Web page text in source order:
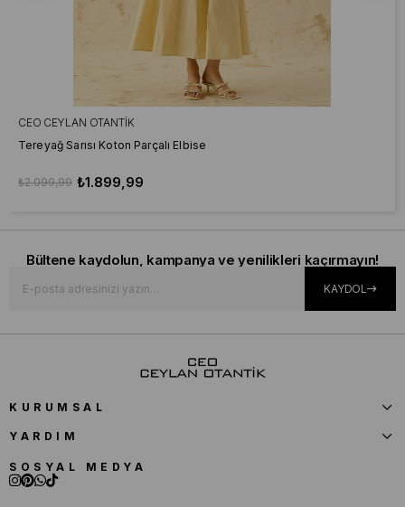
CEO CEYLAN OTANTIK
Tereyağ Sarısı Koton Parçalı Elbise
₺1.899,99
₺2.099,99
Bültene kaydolun, kampanya ve yenilikleri kaçırmayın!
KAYDOL
KURUMSAL
YARDIM
SOSYAL MEDYA